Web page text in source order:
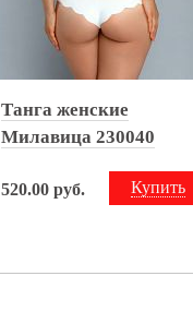
Танга женские
Милавица 230040
Купить
520.00 руб.